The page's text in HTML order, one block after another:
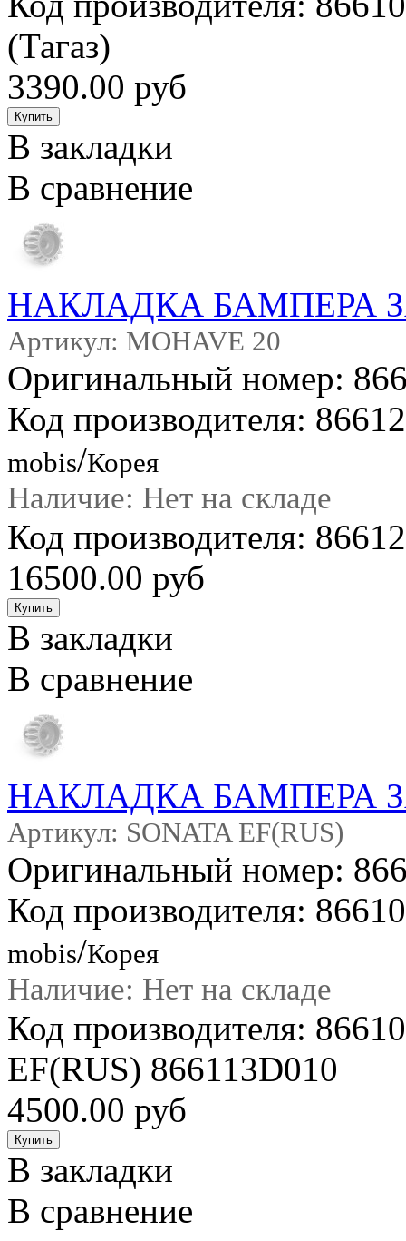
(Тагаз)
3390.00 руб
В закладки
В сравнение
НАКЛАДКА БАМПЕРА
Артикул: MOHAVE 20
Оригинальный номер:
Код производителя:
mobis/Корея
Наличие: Нет на складе
Код производителя:
16500.00 руб
В закладки
В сравнение
НАКЛАДКА БАМПЕРА
Артикул: SONATA EF(RUS)
Оригинальный номер:
Код производителя:
mobis/Корея
Наличие: Нет на складе
Код производителя:
EF(RUS) 866113D010
4500.00 руб
В закладки
В сравнение